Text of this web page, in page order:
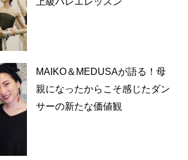
MAIKO＆MEDUSAが語る！母
親になったからこそ感じたダン
サーの新たな価値観